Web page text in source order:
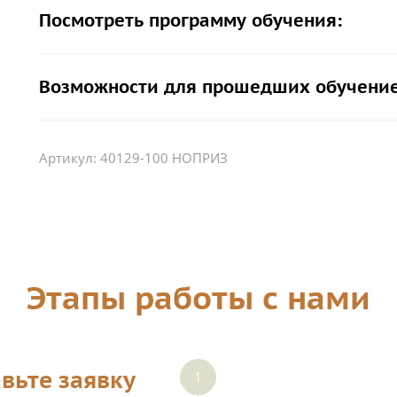
Посмотреть программу обучения:
Возможности для прошедших
Артикул: 40129-100 НОПРИЗ
Этапы работы с нами
заявку